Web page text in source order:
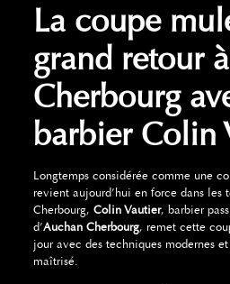
La coupe
grand retour à
Cherbourg
barbier Colin
Longtemps considérée comme une
revient aujourd’hui en force dans les
Cherbourg, Colin Vautier, barbier
d’Auchan Cherbourg, remet cette
jour avec des techniques modernes
maîtrisé.